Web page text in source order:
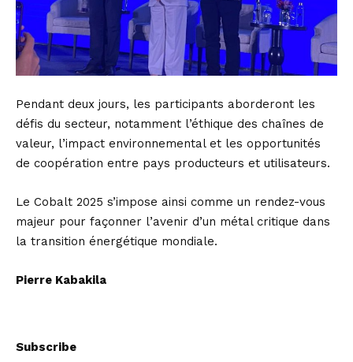
Pendant deux jours, les participants aborderont les
défis du secteur, notamment l’éthique des chaînes de
valeur, l’impact environnemental et les opportunités
de coopération entre pays producteurs et utilisateurs.
Le Cobalt 2025 s’impose ainsi comme un rendez-vous
majeur pour façonner l’avenir d’un métal critique dans
la transition énergétique mondiale.
Pierre Kabakila
Subscribe